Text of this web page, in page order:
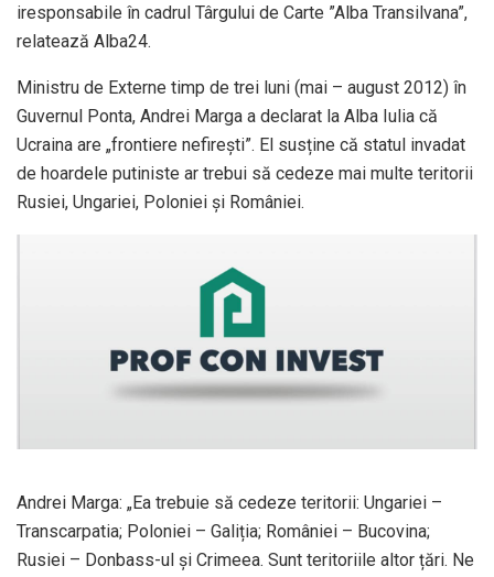
iresponsabile în cadrul Târgului de Carte ”Alba Transilvana”,
relatează Alba24.
Ministru de Externe timp de trei luni (mai – august 2012) în
Guvernul Ponta, Andrei Marga a declarat la Alba Iulia că
Ucraina are „frontiere nefirești”. El susține că statul invadat
de hoardele putiniste ar trebui să cedeze mai multe teritorii
Rusiei, Ungariei, Poloniei și României.
Andrei Marga: „Ea trebuie să cedeze teritorii: Ungariei –
Transcarpatia; Poloniei – Galiția; României – Bucovina;
Rusiei – Donbass-ul și Crimeea. Sunt teritoriile altor țări. Ne